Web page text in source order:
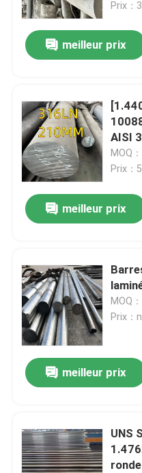
Prix：
meilleur prix
AISI
Ø 75
MOQ
Prix：
meilleur prix
MOQ
Prix：
meilleur prix
UNS